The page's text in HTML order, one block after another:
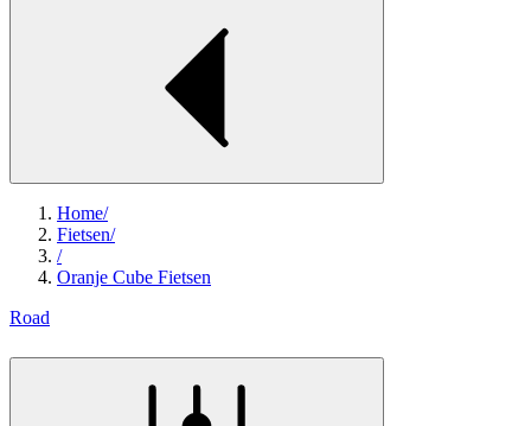
Home/
Fietsen/
/
Oranje Cube Fietsen
Road